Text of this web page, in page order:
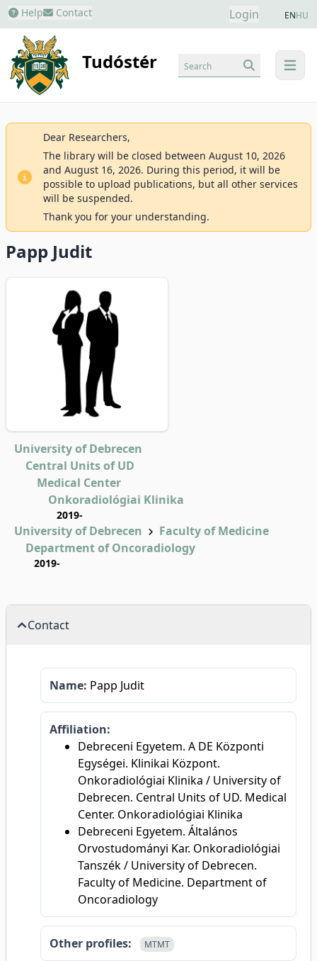
Help Contact Login ENHU
Tudóstér menu
Search
Dear Researchers,
The library will be closed between August 10, 2026
and August 16, 2026. During this period, it will be
possible to upload publications, but all other services
will be suspended.
Thank you for your understanding.
Papp Judit
University of Debrecen
Central Units of UD
Medical Center
Onkoradiológiai Klinika
2019-
University of Debrecen
Faculty of Medicine
Department of Oncoradiology
2019-
Contact
Name: Papp Judit
Affiliation:
Debreceni Egyetem. A DE Központi
Egységei. Klinikai Központ.
Onkoradiológiai Klinika / University of
Debrecen. Central Units of UD. Medical
Center. Onkoradiológiai Klinika
Debreceni Egyetem. Általános
Orvostudományi Kar. Onkoradiológiai
Tanszék / University of Debrecen.
Faculty of Medicine. Department of
Oncoradiology
Other profiles: MTMT